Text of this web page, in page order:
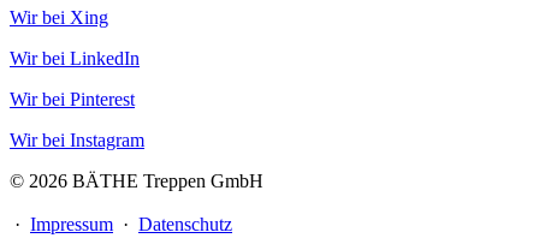
Wir bei Xing
Wir bei LinkedIn
Wir bei Pinterest
Wir bei Instagram
© 2026 BÄTHE Treppen GmbH
· Impressum · Datenschutz